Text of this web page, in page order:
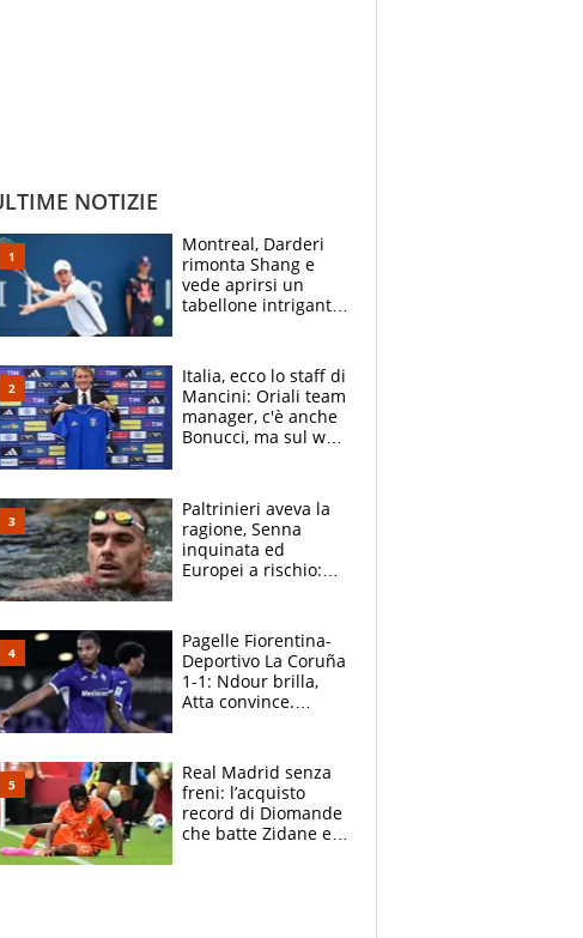
NOTIZIE
Montreal, Darderi
rimonta Shang e
vede aprirsi un
tabellone intrigante:
felice del mio livello"
Italia, ecco lo staff di
Mancini: Oriali team
manager, c'è anche
Bonucci, ma sul web
Paltrinieri aveva la
ragione, Senna
inquinata ed
Europei a rischio:
adesso
Pagelle Fiorentina-
Deportivo La Coruña
1-1: Ndour brilla,
Atta convince.
Real Madrid senza
freni: l’acquisto
record di Diomande
che batte Zidane e